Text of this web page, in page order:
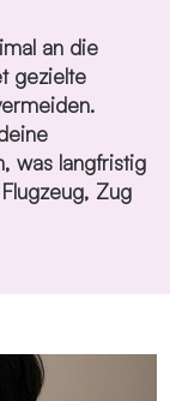
an die
gezielte
was langfristig
Zug